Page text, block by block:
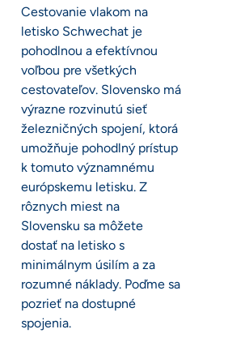
Cestovanie vlakom na
letisko Schwechat je
pohodlnou a efektívnou
voľbou pre všetkých
cestovateľov. Slovensko má
výrazne rozvinutú sieť
železničných spojení, ktorá
umožňuje pohodlný prístup
k tomuto významnému
európskemu letisku. Z
rôznych miest na
Slovensku sa môžete
dostať na letisko s
minimálnym úsilím a za
rozumné náklady. Poďme sa
pozrieť na dostupné
spojenia.